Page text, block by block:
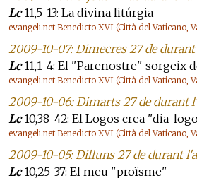
Lc11,5-13: La divina litúrgia
evangeli.net Benedicto XVI (Città del Vaticano,
2009-10-07: Dimecres 27 de
Lc11,1-4: El "Parenostre" sorgeix
evangeli.net Benedicto XVI (Città del Vaticano,
2009-10-06: Dimarts 27 de durant
Lc10,38-42: El Logos crea "dia-
evangeli.net Benedicto XVI (Città del Vaticano,
2009-10-05: Dilluns 27 de durant
Lc10,25-37: El meu "proïsme"